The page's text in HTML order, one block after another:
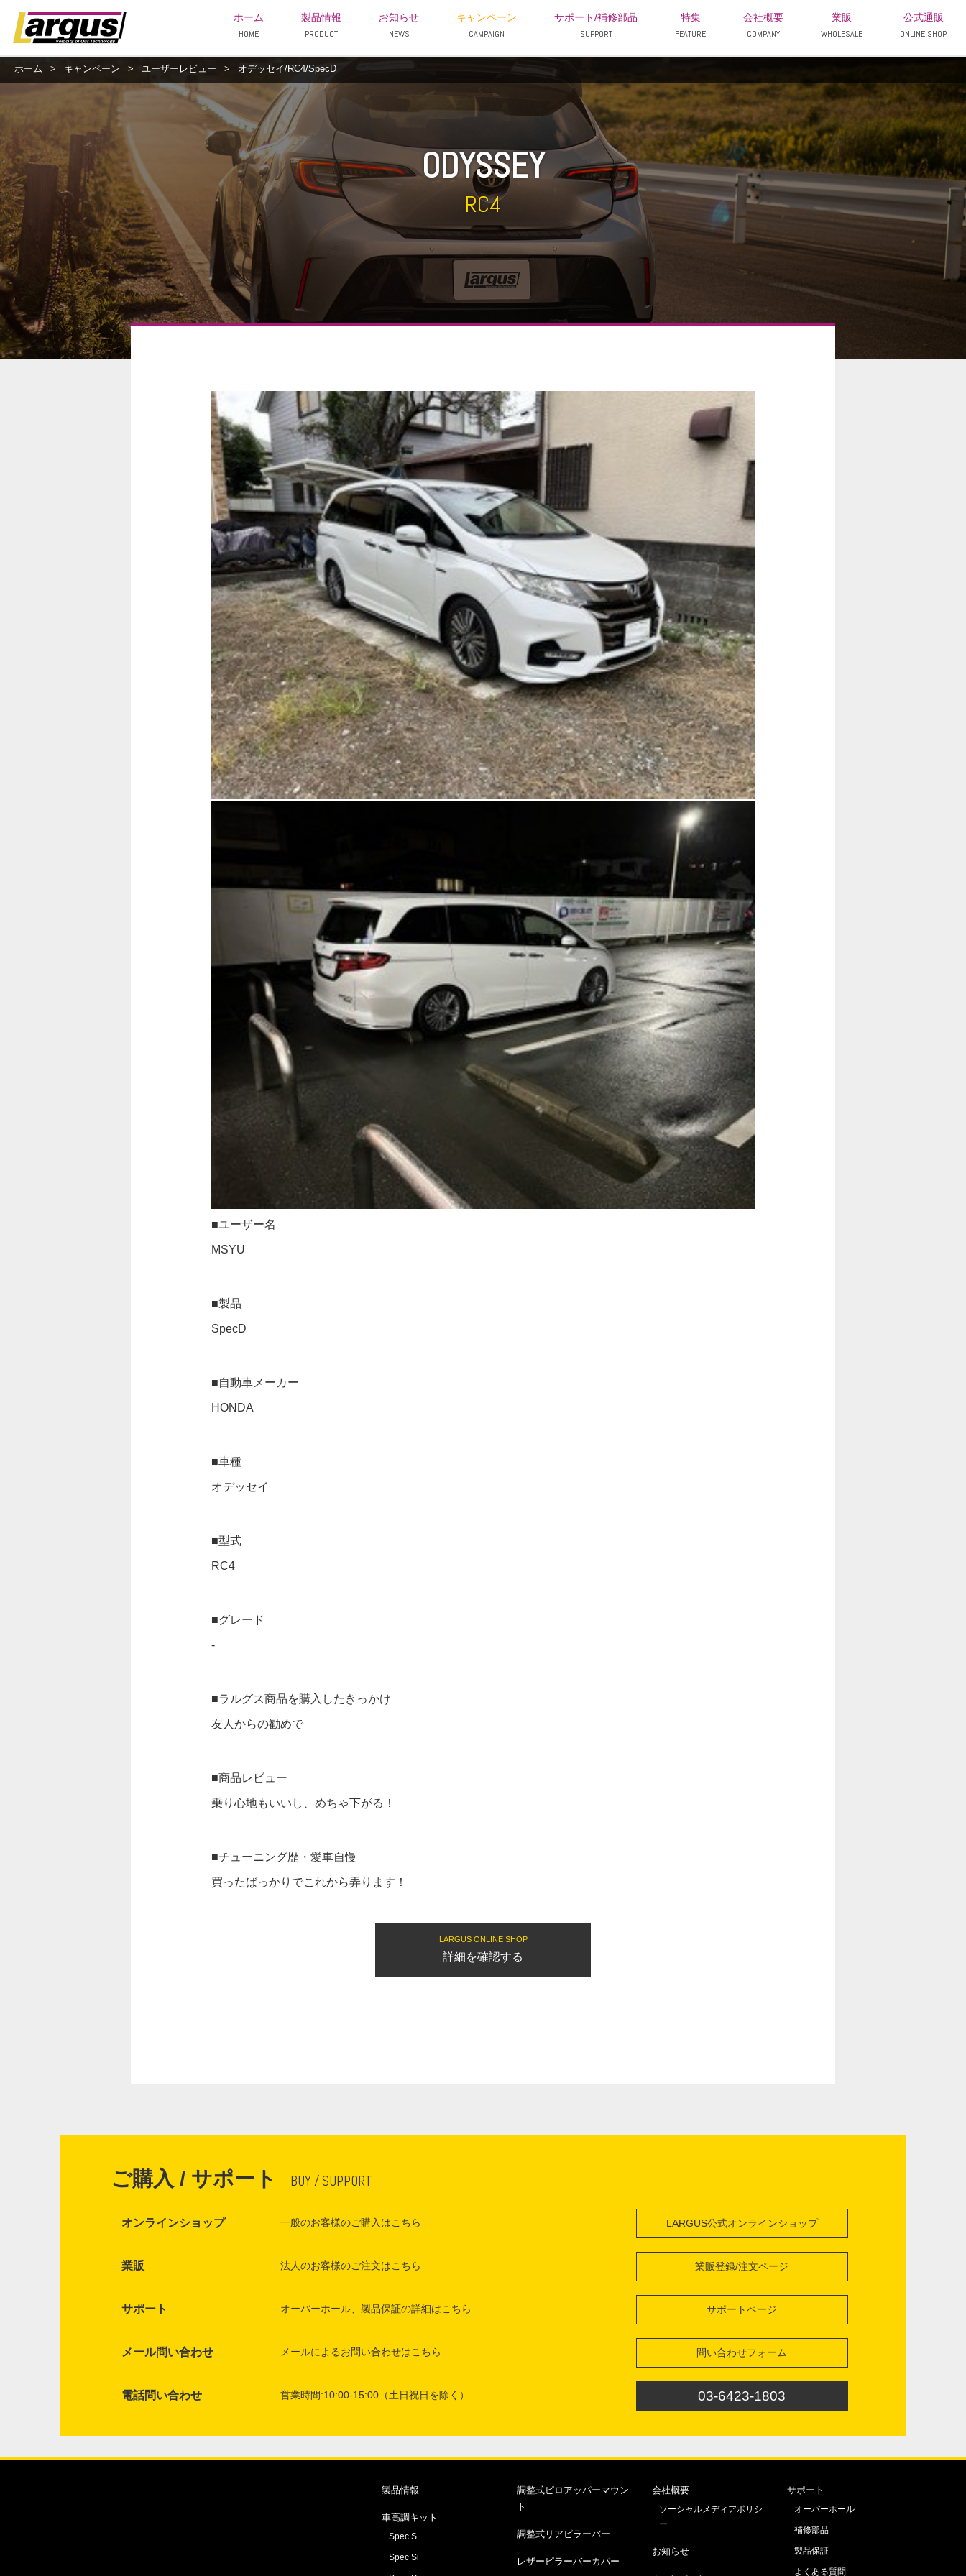
ホーム
HOME
製品情報
PRODUCT
お知らせ
NEWS
キャンペーン
CAMPAIGN
サポート/補修部品
SUPPORT
特集
FEATURE
会社概要
COMPANY
業販
WHOLESALE
公式通販
ONLINE SHOP
ホーム > キャンペーン > ユーザーレビュー > オデッセイ/RC4/SpecD
ODYSSEY
RC4
■ユーザー名
MSYU
■製品
SpecD
■自動車メーカー
HONDA
■車種
オデッセイ
■型式
RC4
■グレード
-
■ラルグス商品を購入したきっかけ
友人からの勧めで
■商品レビュー
乗り心地もいいし、めちゃ下がる！
■チューニング歴・愛車自慢
買ったばっかりでこれから弄ります！
LARGUS ONLINE SHOP
詳細を確認する
ご購入 / サポート BUY / SUPPORT
オンラインショップ 一般のお客様のご購入はこちら LARGUS公式オンラインショップ
業販 法人のお客様のご注文はこちら 業販登録/注文ページ
サポート オーバーホール、製品保証の詳細はこちら サポートページ
メール問い合わせ メールによるお問い合わせはこちら 問い合わせフォーム
電話問い合わせ 営業時間:10:00-15:00（土日祝日を除く） 03-6423-1803
製品情報
車高調キット
Spec S
Spec Si
調整式ピロアッパーマウン
ト
調整式リアピラーバー
レザーピラーバーカバー
会社概要
ソーシャルメディアポリシ
ー
お知らせ
サポート
オーバーホール
補修部品
製品保証
よくある質問